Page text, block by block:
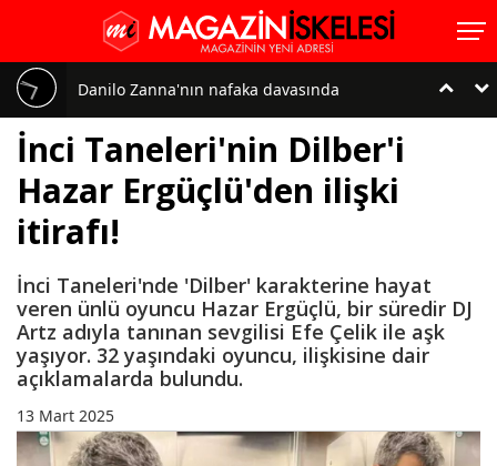
Safiye Soyman'a vize şoku!.. 'Kafayı
yedik'
Bekir Aksoy üçüncü kez baba
Neslihan Atagül ile Kadir
Doğulu'dan bebekleriyle ilk poz!
George Clooney'nin yeni tarzı eşi
İnci Taneleri'nin Dilber'i
Hazar Ergüçlü'den ilişki
itirafı!
İnci Taneleri'nde 'Dilber' karakterine hayat
veren ünlü oyuncu Hazar Ergüçlü, bir süredir DJ
Artz adıyla tanınan sevgilisi Efe Çelik ile aşk
yaşıyor. 32 yaşındaki oyuncu, ilişkisine dair
açıklamalarda bulundu.
13 Mart 2025